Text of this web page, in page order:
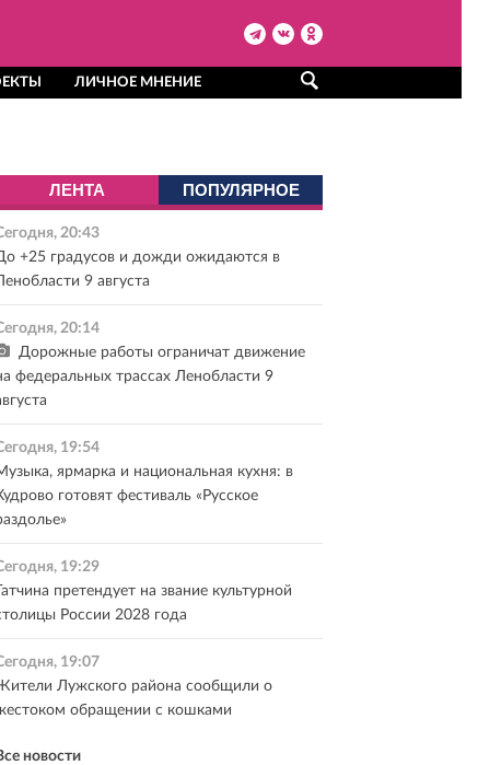
ЛИЧНОЕ МНЕНИЕ
ЛЕНТА ПОПУЛЯРНОЕ
20:43
+25 градусов и дожди ожидаются в
9 августа
20:14
Дорожные работы ограничат движение
федеральных трассах Ленобласти 9
19:54
ярмарка и национальная кухня: в
готовят фестиваль «Русское
19:29
Гатчина претендует на звание культурной
России 2028 года
19:07
Лужского района сообщили о
обращении с кошками
новости